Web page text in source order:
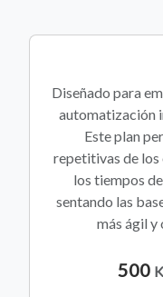
Diseñado para
automatización
Este plan
repetitivas de los
los tiempos
sentando las
más ágil y
500